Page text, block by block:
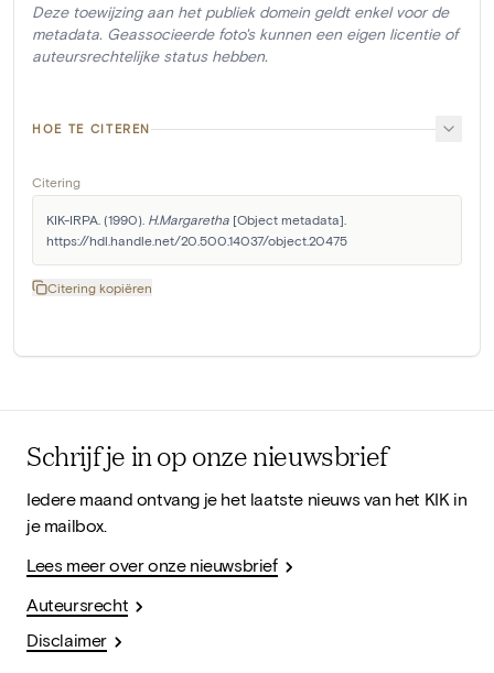
Deze toewijzing aan het publiek domein geldt enkel voor de
metadata. Geassocieerde foto's kunnen een eigen licentie of
auteursrechtelijke status hebben.
HOE TE CITEREN
Citering
KIK-IRPA. (1990). H.Margaretha [Object metadata].
https://hdl.handle.net/20.500.14037/object.20475
Citering kopiëren
Schrijf je in op onze nieuwsbrief
Iedere maand ontvang je het laatste nieuws van het KIK in
je mailbox.
Lees meer over onze nieuwsbrief
Auteursrecht
Disclaimer